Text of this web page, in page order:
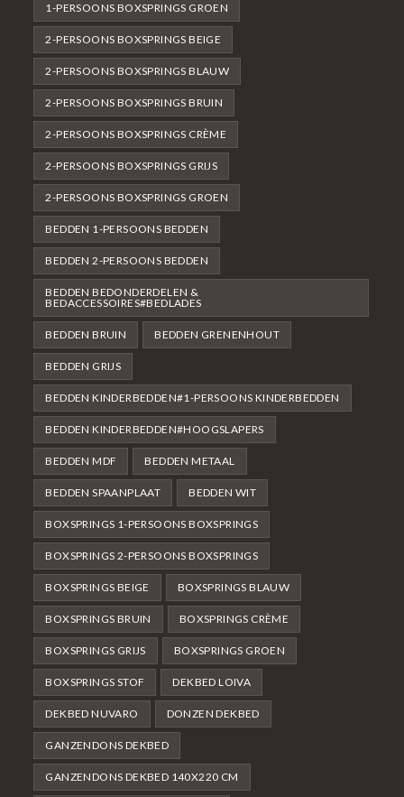
1-PERSOONS BOXSPRINGS GROEN
2-PERSOONS BOXSPRINGS BEIGE
2-PERSOONS BOXSPRINGS BLAUW
2-PERSOONS BOXSPRINGS BRUIN
2-PERSOONS BOXSPRINGS CRÈME
2-PERSOONS BOXSPRINGS GRIJS
2-PERSOONS BOXSPRINGS GROEN
BEDDEN 1-PERSOONS BEDDEN
BEDDEN 2-PERSOONS BEDDEN
BEDDEN BEDONDERDELEN &
BEDACCESSOIRES#BEDLADES
BEDDEN BRUIN BEDDEN GRENENHOUT
BEDDEN GRIJS
BEDDEN KINDERBEDDEN#1-PERSOONS KINDERBEDDEN
BEDDEN KINDERBEDDEN#HOOGSLAPERS
BEDDEN MDF BEDDEN METAAL
BEDDEN SPAANPLAAT BEDDEN WIT
BOXSPRINGS 1-PERSOONS BOXSPRINGS
BOXSPRINGS 2-PERSOONS BOXSPRINGS
BOXSPRINGS BEIGE BOXSPRINGS BLAUW
BOXSPRINGS BRUIN BOXSPRINGS CRÈME
BOXSPRINGS GRIJS BOXSPRINGS GROEN
BOXSPRINGS STOF DEKBED LOIVA
DEKBED NUVARO DONZEN DEKBED
GANZENDONS DEKBED
GANZENDONS DEKBED 140X220 CM